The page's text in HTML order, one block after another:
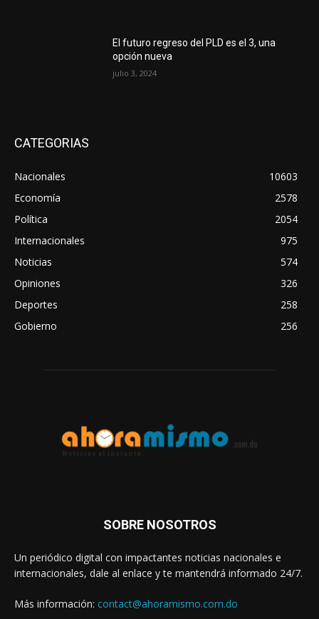
El futuro regreso del PLD es el 3, una
opción nueva
julio 3, 2024
CATEGORIAS
Nacionales
10603
Economía
2578
Política
2054
Internacionales
975
Noticias
574
Opiniones
326
Deportes
258
Gobierno
256
SOBRE NOSOTROS
Un periódico digital con impactantes noticias nacionales e
internacionales, dale al enlace y te mantendrá informado 24/7.
Más información: contact@ahoramismo.com.do